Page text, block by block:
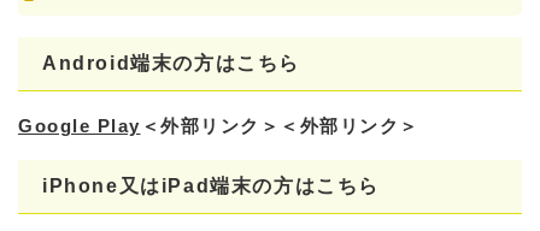
Android端末の方はこちら
Google Play ＜外部リンク＞ ＜外部リンク＞
iPhone又はiPad端末の方はこちら